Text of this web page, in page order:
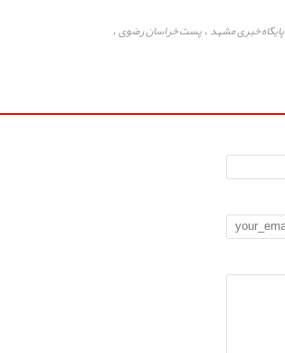
پایگاه خبری مشهد ،پست خراسان رضوی،